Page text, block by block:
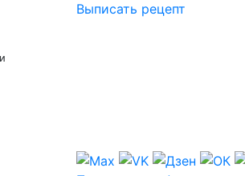
Выписать рецепт